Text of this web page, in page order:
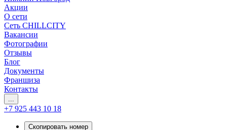
Акции
О сети
Сеть CHILLCITY
Вакансии
Фотографии
Отзывы
Блог
Документы
Франшиза
Контакты
...
+7 925 443 10 18
Скопировать номер